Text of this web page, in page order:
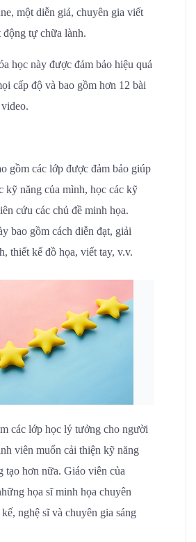
một diễn giả, chuyên gia viết
động tự chữa lành.
học này được đảm bảo hiệu quả
cấp độ và bao gồm hơn 12 bài
gồm các lớp được đảm bảo giúp
kỹ năng của mình, học các kỹ
cứu các chủ đề minh họa.
bao gồm cách diễn đạt, giải
thiết kế đồ họa, viết tay, v.v.
các lớp học lý tưởng cho người
viên muốn cải thiện kỹ năng
tạo hơn nữa. Giáo viên của
họa sĩ minh họa chuyên
nghệ sĩ và chuyên gia sáng